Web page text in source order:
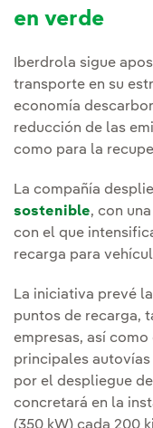
en verde
Iberdrola sigue
transporte en su
economía
reducción de las
como para la
La compañía
sostenible, con
con el que
recarga para
La iniciativa prevé
puntos de recarga,
empresas, así
principales autovías
por el despliegue
concretará en la